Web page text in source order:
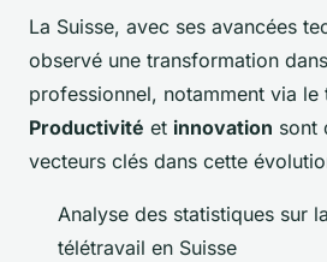
La Suisse, avec ses avancées
observé une transformation
professionnel, notamment via le
Productivité et innovation sont
vecteurs clés dans cette
Analyse des statistiques sur
télétravail en Suisse